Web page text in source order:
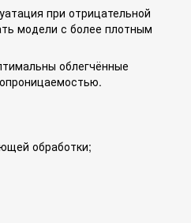
при отрицательной
модели с более плотным
облегчённые
обработки;